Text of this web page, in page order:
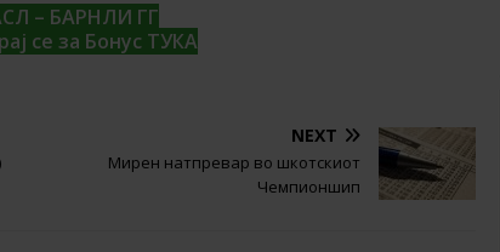
– БАРНЛИ ГГ
се за Бонус ТУКА
NEXT
Мирен натпревар во шкотскиот
Чемпионшип